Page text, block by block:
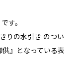
す。
りの水引き のつい
』となっている表